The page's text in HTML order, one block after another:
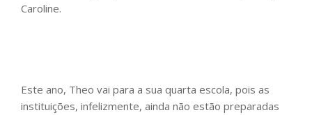
Caroline.
Este ano, Theo vai para a sua quarta escola, pois as
instituições, infelizmente, ainda não estão preparadas